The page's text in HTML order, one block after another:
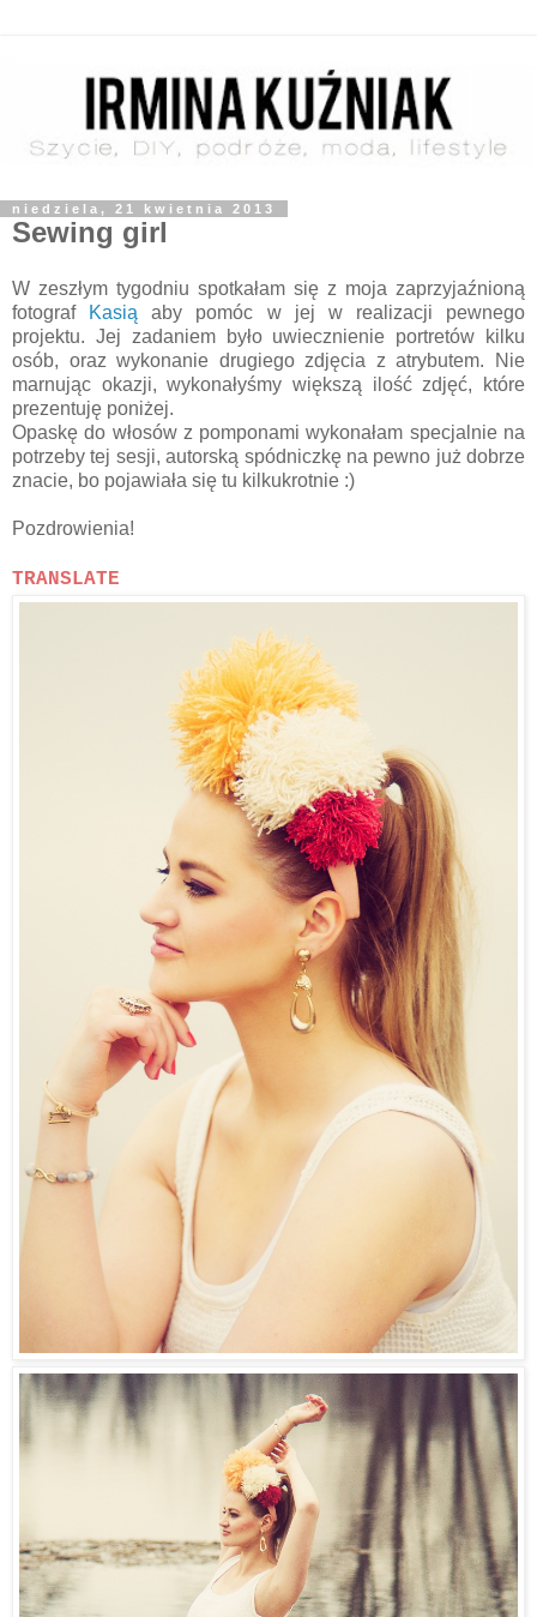
niedziela, 21 kwietnia 2013
Sewing girl
W zeszłym tygodniu spotkałam się z moja zaprzyjaźnioną
fotograf
Kasią aby pomóc w jej w realizacji pewnego
projektu. Jej zadaniem było uwiecznienie portretów kilku
osób, oraz wykonanie drugiego zdjęcia z atrybutem. Nie
marnując okazji, wykonałyśmy większą ilość zdjęć, które
prezentuję poniżej.
Opaskę do włosów z pomponami wykonałam specjalnie na
potrzeby tej sesji, autorską spódniczkę na pewno już dobrze
znacie, bo pojawiała się tu kilkukrotnie :)
Pozdrowienia!
TRANSLATE